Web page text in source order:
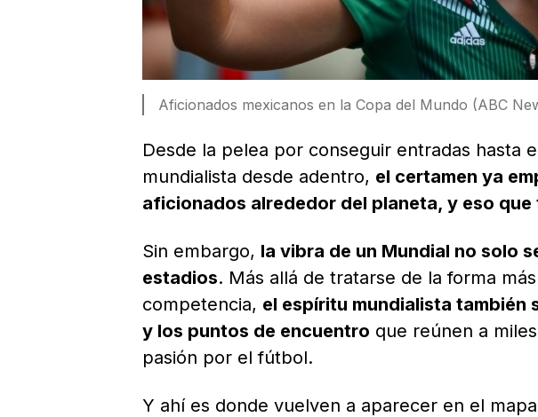
Aficionados mexicanos en la Copa del Mundo (ABC
Desde la pelea por conseguir entradas hasta
mundialista desde adentro, el certamen ya
aficionados alrededor del planeta, y eso
Sin embargo, la vibra de un Mundial no solo
estadios. Más allá de tratarse de la forma
competencia, el espíritu mundialista también
y los puntos de encuentro que reúnen a
pasión por el fútbol.
Y ahí es donde vuelven a aparecer en el